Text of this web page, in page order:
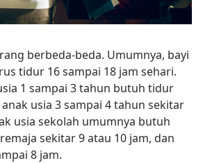
berbeda-beda. Umumnya, bayi
tidur 16 sampai 18 jam sehari.
1 sampai 3 tahun butuh tidur
usia 3 sampai 4 tahun sekitar
usia sekolah umumnya butuh
sekitar 9 atau 10 jam, dan
8 jam.